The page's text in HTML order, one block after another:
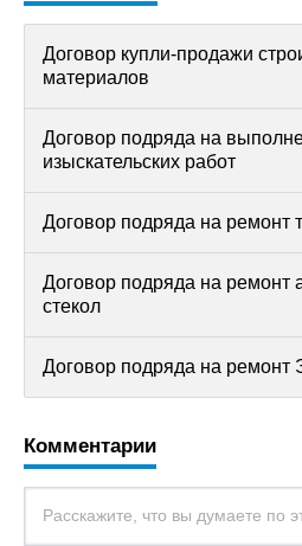
Договор купли-продажи
материалов
Договор подряда на
изыскательских работ
Договор подряда на ремонт
Договор подряда на ремонт
стекол
Договор подряда на ремонт
Комментарии